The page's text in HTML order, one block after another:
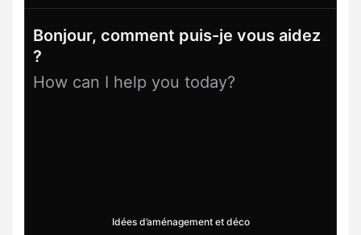
Bonjour, comment puis-je vous aidez
?
How can I help you today?
Idées d’aménagement et déco